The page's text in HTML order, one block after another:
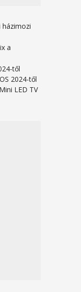
házimozi
a
től
2024-től
LED TV